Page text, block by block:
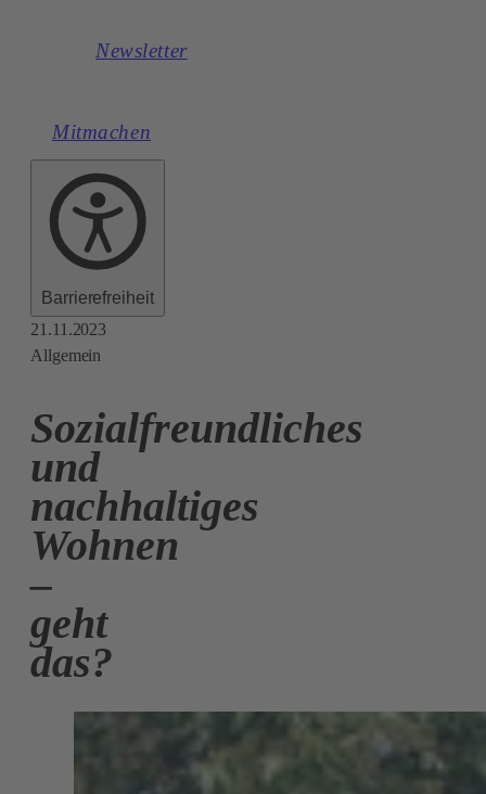
Newsletter
Mitmachen
Barrierefreiheit
21.11.2023
Allgemein
Sozialfreundliches
und
nachhaltiges
Wohnen
–
geht
das?